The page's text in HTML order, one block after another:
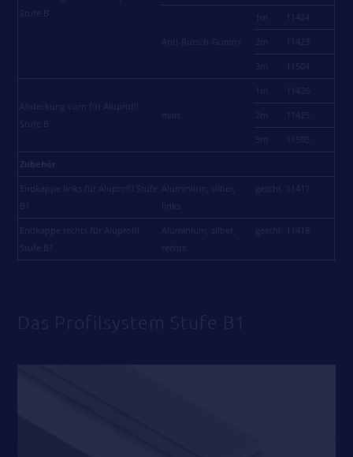
Anti-Rutsch-Gummi
1m
2m
3m
Abdeckung vorn für Aluprofil
matt
1m
2m
3m
Zubehör
Endkappe links für Aluprofil Stufe
Aluminium, silber,
links
geschl.
Endkappe rechts für Aluprofil
Aluminium, silber,
rechts
geschl.
Das Profilsystem Stufe B1